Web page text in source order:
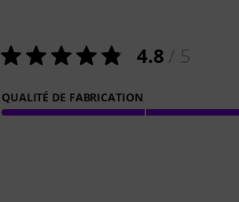
4.8
QUALITÉ DE FABRICATION